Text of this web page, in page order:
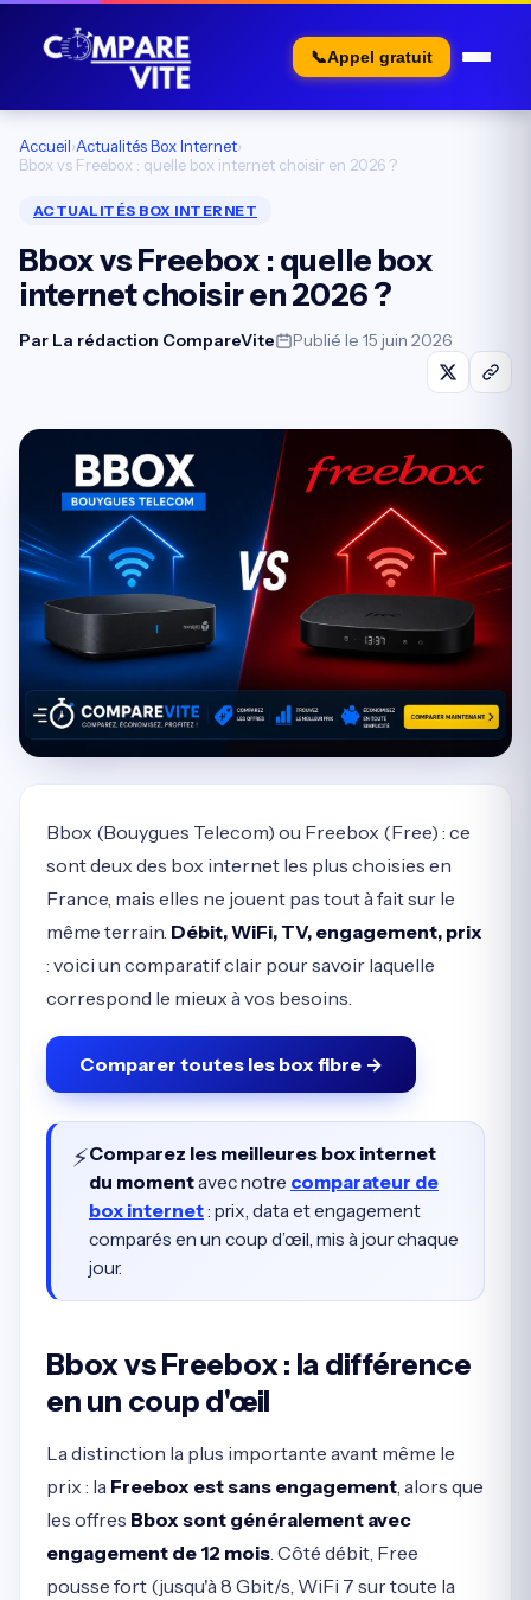
📞Appel gratuit
Accueil›Actualités Box Internet›
Bbox vs Freebox : quelle box internet choisir en 2026 ?
ACTUALITÉS BOX INTERNET
Bbox vs Freebox : quelle box
internet choisir en 2026 ?
Par La rédaction CompareVite Publié le 15 juin 2026
Bbox (Bouygues Telecom) ou Freebox (Free) : ce
sont deux des box internet les plus choisies en
France, mais elles ne jouent pas tout à fait sur le
même terrain. Débit, WiFi, TV, engagement, prix
: voici un comparatif clair pour savoir laquelle
correspond le mieux à vos besoins.
Comparer toutes les box fibre →
⚡Comparez les meilleures box internet
du momentavec notre comparateur de
box internet: prix, data et engagement
comparés en un coup d’œil, mis à jour chaque
jour.
Bbox vs Freebox : la différence
en un coup d'œil
La distinction la plus importante avant même le
prix : la Freebox est sans engagement, alors que
les offres Bbox sont généralement avec
engagement de 12 mois. Côté débit, Free
pousse fort (jusqu'à 8 Gbit/s, WiFi 7 sur toute la